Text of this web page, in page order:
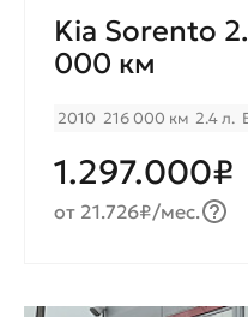
Kia Sorento
000 км
2010 216 000 км 2.4 л.
1.297.000₽
от 21.726₽/мес.